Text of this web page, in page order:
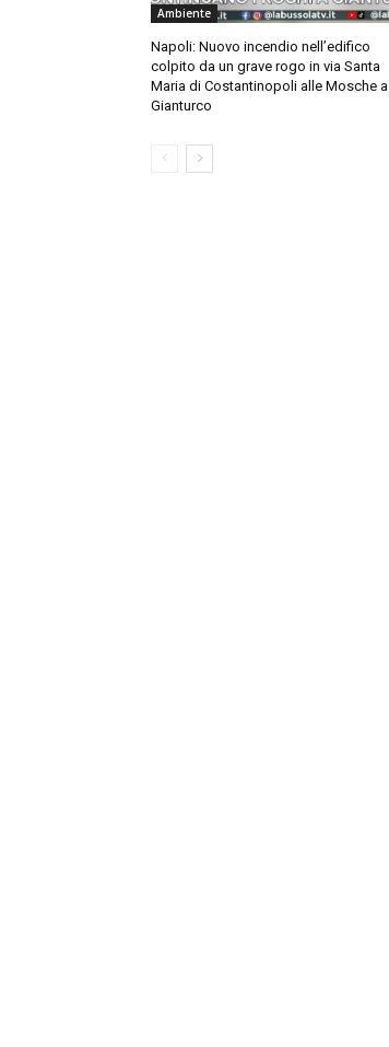
Ambiente
Napoli: Nuovo incendio nell’edifico
colpito da un grave rogo in via Santa
Maria di Costantinopoli alle Mosche a
Gianturco